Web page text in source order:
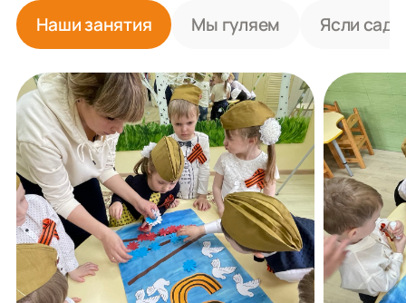
Наши занятия
Мы гуляем Ясли сад